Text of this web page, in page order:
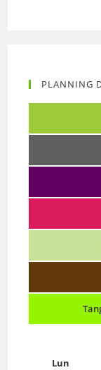
PLANNING
Lun